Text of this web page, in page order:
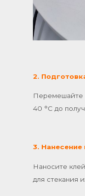
2.
Перемешайте
40 °C до
3. Нанесение
Наносите
для стекания